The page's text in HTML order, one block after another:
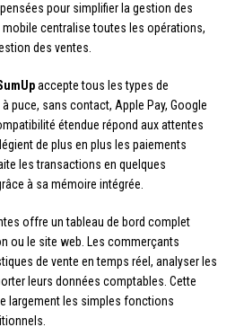
pour simplifier la gestion des
centralise toutes les opérations,
des ventes.
accepte tous les types de
puce, sans contact, Apple Pay, Google
étendue répond aux attentes
de plus en plus les paiements
les transactions en quelques
à sa mémoire intégrée.
offre un tableau de bord complet
ou le site web. Les commerçants
de vente en temps réel, analyser les
leurs données comptables. Cette
largement les simples fonctions